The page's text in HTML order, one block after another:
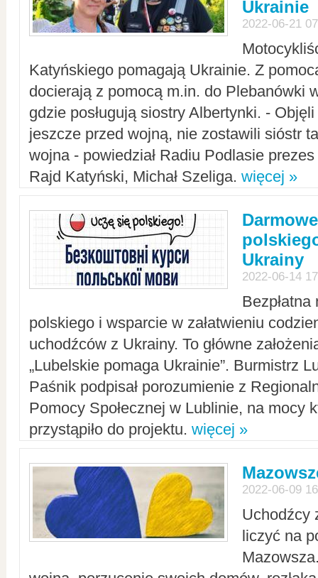
Ukrainie
2022-06-21
Katyńskiego pomagają Ukrainie. Z
docierają z pomocą m.in. do Plebanówki
gdzie posługują siostry Albertynki. -
jeszcze przed wojną, nie zostawili sióstr
wojna - powiedział Radiu Podlasie
Rajd Katyński, Michał Szeliga. więcej »
Ukrainy
2022-06-14
polskiego i wsparcie w załatwieniu
uchodźców z Ukrainy. To główne
„Lubelskie pomaga Ukrainie”. Burmistrz
Paśnik podpisał porozumienie z
Pomocy Społecznej w Lublinie, na mocy
przystąpiło do projektu. więcej »
2022-06-09
Uchodźcy
liczyć na